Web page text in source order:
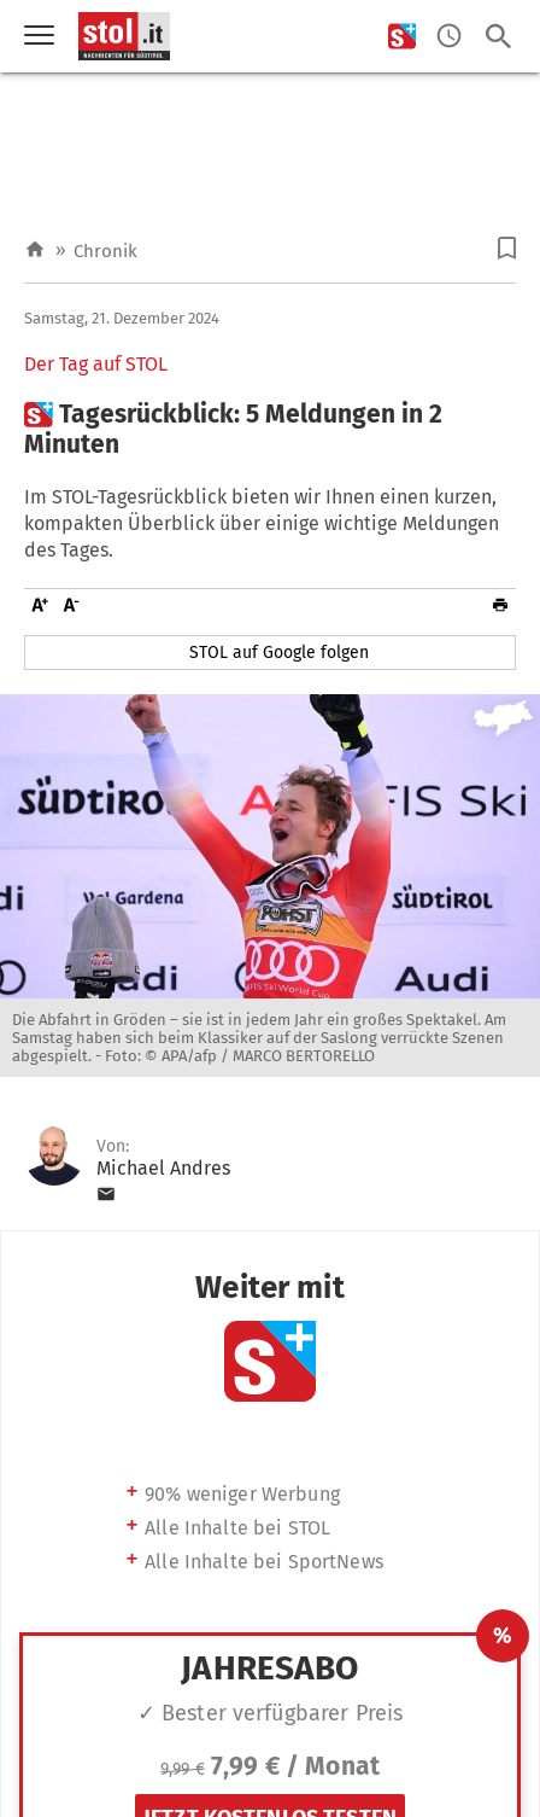
» Chronik
Der Tag auf STOL
Samstag, 21. Dezember 2024
Tagesrückblick: 5 Meldungen in 2
Minuten
Im STOL-Tagesrückblick bieten wir Ihnen einen kurzen,
kompakten Überblick über einige wichtige Meldungen
des Tages.
STOL auf Google folgen
Die Abfahrt in Gröden – sie ist in jedem Jahr ein großes Spektakel. Am
Samstag haben sich beim Klassiker auf der Saslong verrückte Szenen
abgespielt. - Foto: © APA/afp / MARCO BERTORELLO
Von:
Michael Andres